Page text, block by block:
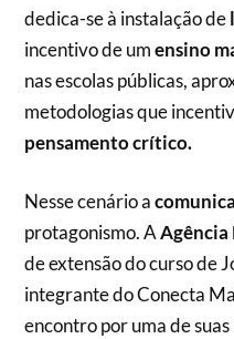
dedica-se à instalação de
incentivo de umensino
nas escolas públicas,
metodologias que
pensamento crítico.
Nesse cenário a
protagonismo. A
de extensão do curso de
integrante do Conecta
encontro por uma de